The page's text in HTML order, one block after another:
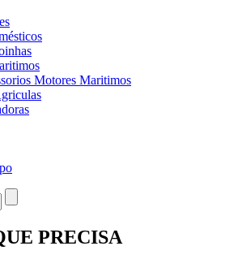
Motores Maritimos
PRECISA